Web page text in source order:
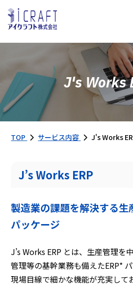
J's Works
TOP サービス内容 J's Works
J’s Works ERP
製造業の課題を解決する生
パッケージ
J’s Works ERP とは、生産管理を
管理等の基幹業務も備えたERP* パ
現場目線で細かな機能が充実して